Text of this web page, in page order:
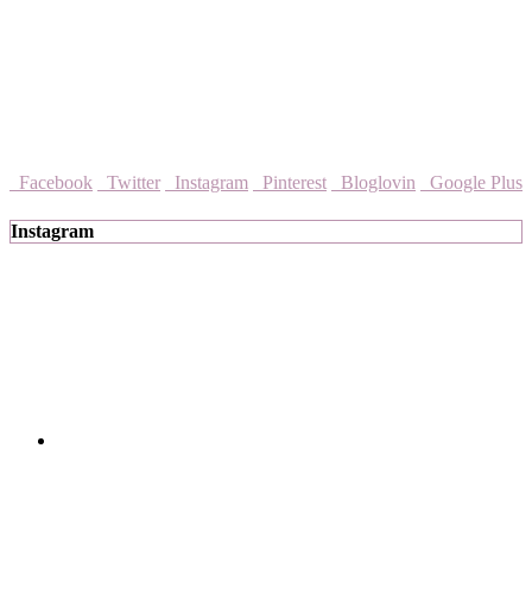
Facebook Twitter Instagram Pinterest Bloglovin Google Plus
Instagram